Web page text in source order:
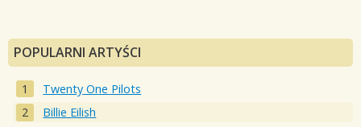
POPULARNI ARTYŚCI
Twenty One Pilots
Billie Eilish